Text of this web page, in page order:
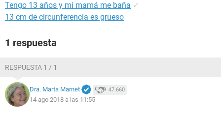
Tengo 13 años y mi mamá me baña ✓
13 cm de circunferencia es grueso
1 respuesta
RESPUESTA 1 / 1
Dra. Marta Marnet 47.660
14 ago 2018 a las 11:55